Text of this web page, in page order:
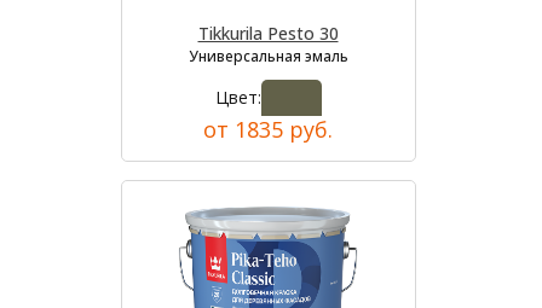
Tikkurila Pesto 30
Универсальная эмаль
Цвет:
от 1835 руб.